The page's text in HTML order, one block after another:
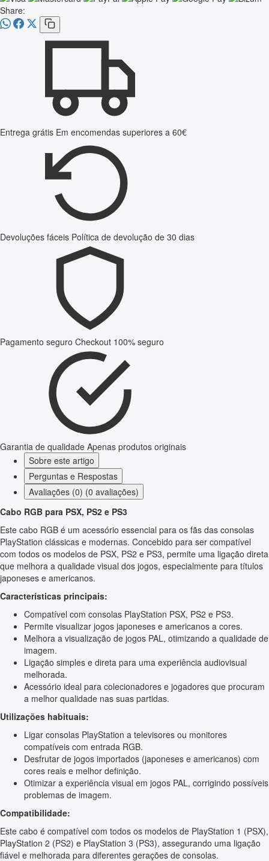
Share:
Entrega grátis Em encomendas superiores a 60€
Devoluções fáceis Política de devolução de 30 dias
Pagamento seguro Checkout 100% seguro
Garantia de qualidade Apenas produtos originais
Sobre este artigo
Perguntas e Respostas
Avaliações (0) (0 avaliações)
Cabo RGB para PSX, PS2 e PS3
Este cabo RGB é um acessório essencial para os fãs das consolas
PlayStation clássicas e modernas. Concebido para ser compatível
com todos os modelos de PSX, PS2 e PS3, permite uma ligação direta
que melhora a qualidade visual dos jogos, especialmente para títulos
japoneses e americanos.
Características principais:
Compatível com consolas PlayStation PSX, PS2 e PS3.
Permite visualizar jogos japoneses e americanos a cores.
Melhora a visualização de jogos PAL, otimizando a qualidade de
imagem.
Ligação simples e direta para uma experiência audiovisual
melhorada.
Acessório ideal para colecionadores e jogadores que procuram
a melhor qualidade nas suas partidas.
Utilizações habituais:
Ligar consolas PlayStation a televisores ou monitores
compatíveis com entrada RGB.
Desfrutar de jogos importados (japoneses e americanos) com
cores reais e melhor definição.
Otimizar a experiência visual em jogos PAL, corrigindo possíveis
problemas de imagem.
Compatibilidade:
Este cabo é compatível com todos os modelos de PlayStation 1 (PSX),
PlayStation 2 (PS2) e PlayStation 3 (PS3), assegurando uma ligação
fiável e melhorada para diferentes gerações de consolas.